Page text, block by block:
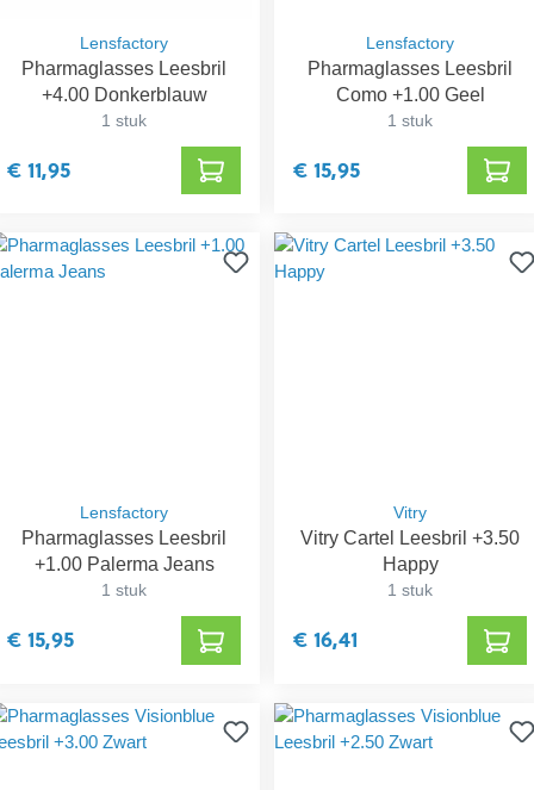
Lensfactory
Pharmaglasses Leesbril
+4.00 Donkerblauw
1 stuk
€ 11,95
Lensfactory
Pharmaglasses Leesbril
Como +1.00 Geel
1 stuk
€ 15,95
Lensfactory
Pharmaglasses Leesbril
+1.00 Palerma Jeans
1 stuk
€ 15,95
Vitry
Vitry Cartel Leesbril +3.50
Happy
1 stuk
€ 16,41